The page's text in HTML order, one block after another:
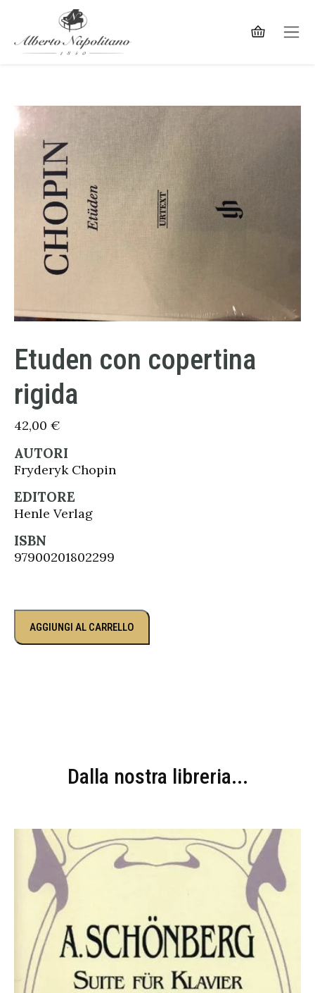
Etuden con copertina
rigida
42,00 €
AUTORI
Fryderyk Chopin
EDITORE
Henle Verlag
ISBN
97900201802299
AGGIUNGI AL CARRELLO
Dalla nostra libreria...